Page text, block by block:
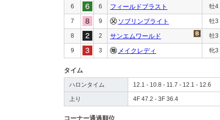
6 6 フィールドブラスト 牡4
7 9 ソブリンブライト 牡3
8 2 サンエムワールド 牡3
9 3 メイクレディ 牝3
タイム
ハロンタイム 12.1 - 10.8 - 11.7 - 12.1 - 12.6
上り 4F 47.2 - 3F 36.4
コーナー通過順位